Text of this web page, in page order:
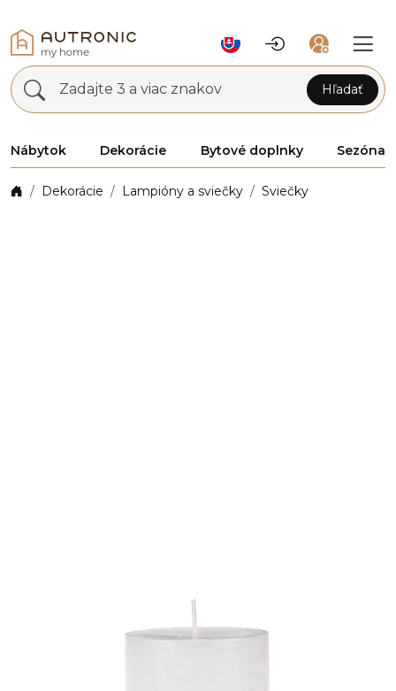
Zadajte 3 a viac znakov Hľadať
Nábytok Dekorácie Bytové doplnky Sezóna
Dekorácie Lampióny a sviečky Sviečky